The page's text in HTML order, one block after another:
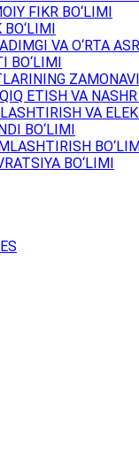
FIKR BO‘LIMI
VA O‘RTA
BO‘LIMI
ETISH VA
VA
BO‘LIMI
BO‘LIMI